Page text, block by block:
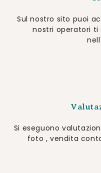
Sul nostro sito puoi
nostri operatori ti
Si eseguono
foto , vendita